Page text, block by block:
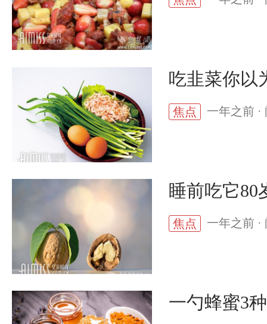
吃韭菜你以
焦点 一年之前 ·
睡前吃它80
焦点 一年之前 ·
一勺蜂蜜3